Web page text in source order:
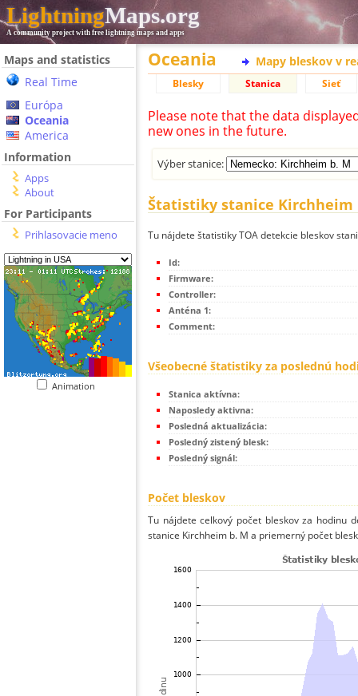
LightningMaps.org
A community project with free lightning maps and apps
Maps and statistics
Real Time
Európa
Oceania
America
Information
Apps
About
For Participants
Prihlasovacie meno
Animation
Oceania Mapy bleskov v
Blesky Stanica Sieť
Please note that the data
new ones in the future.
Výber stanice:
Štatistiky stanice Kirchheim
Tu nájdete štatistiky TOA detekcie bleskov
Id:
Firmware:
Controller:
Anténa 1:
Comment:
Všeobecné štatistiky za poslednú
Stanica aktívna:
Naposledy aktivna:
Posledná aktualizácia:
Posledný zistený blesk:
Posledný signál:
Počet bleskov
Tu nájdete celkový počet bleskov za hodinu
stanice Kirchheim b. M a priemerný počet